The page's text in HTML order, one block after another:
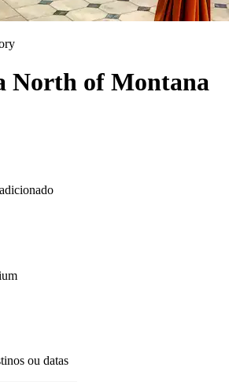
North of Montana
ou datas